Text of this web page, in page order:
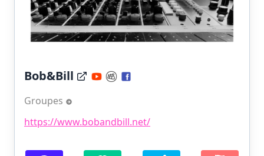
Bob&Bill
Groupes
https://www.bobandbill.net/